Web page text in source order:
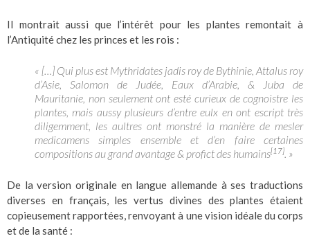
Il montrait aussi que l’intérêt pour les plantes remontait à
l’Antiquité chez les princes et les rois :
« […] Qui plus est Mythridates jadis roy de Bythinie, Attalus roy
d’Asie, Salomon de Judée, Eaux d’Arabie, & Juba de
Mauritanie, non seulement ont esté curieux de cognoistre les
plantes, mais aussy plusieurs d’entre eulx en ont escript très
diligemment, les aultres ont monstré la manière de mesler
medicamens simples ensemble et d’en faire certaines
compositions au grand avantage & profict des humains[17] . »
De la version originale en langue allemande à ses traductions
diverses en français, les vertus divines des plantes étaient
copieusement rapportées, renvoyant à une vision idéale du corps
et de la santé :